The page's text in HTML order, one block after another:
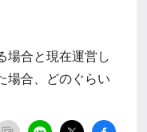
場合と現在運営し
場合、どのぐらい